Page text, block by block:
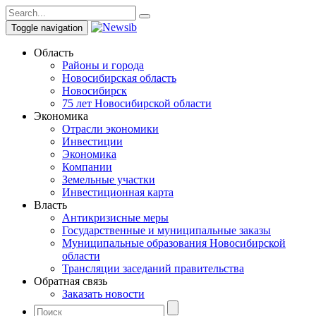
Toggle navigation
Область
Районы и города
Новосибирская область
Новосибирск
75 лет Новосибирской области
Экономика
Отрасли экономики
Инвестиции
Экономика
Компании
Земельные участки
Инвестиционная карта
Власть
Антикризисные меры
Государственные и муниципальные заказы
Муниципальные образования Новосибирской
области
Трансляции заседаний правительства
Обратная связь
Заказать новости